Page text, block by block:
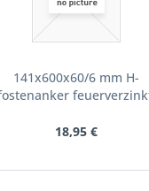
141x600x60/6 mm H-
18,95 €